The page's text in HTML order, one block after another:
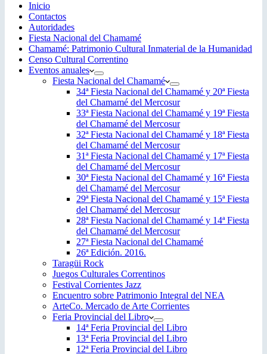
Inicio
Contactos
Autoridades
Fiesta Nacional del Chamamé
Chamamé: Patrimonio Cultural Inmaterial de la Humanidad
Censo Cultural Correntino
Eventos anuales
Fiesta Nacional del Chamamé
34ª Fiesta Nacional del Chamamé y 20ª Fiesta
del Chamamé del Mercosur
33ª Fiesta Nacional del Chamamé y 19ª Fiesta
del Chamamé del Mercosur
32ª Fiesta Nacional del Chamamé y 18ª Fiesta
del Chamamé del Mercosur
31ª Fiesta Nacional del Chamamé y 17ª Fiesta
del Chamamé del Mercosur
30ª Fiesta Nacional del Chamamé y 16ª Fiesta
del Chamamé del Mercosur
29ª Fiesta Nacional del Chamamé y 15ª Fiesta
del Chamamé del Mercosur
28ª Fiesta Nacional del Chamamé y 14ª Fiesta
del Chamamé del Mercosur
27ª Fiesta Nacional del Chamamé
26ª Edición. 2016.
Taragüi Rock
Juegos Culturales Correntinos
Festival Corrientes Jazz
Encuentro sobre Patrimonio Integral del NEA
ArteCo. Mercado de Arte Corrientes
Feria Provincial del Libro
14ª Feria Provincial del Libro
13ª Feria Provincial del Libro
12ª Feria Provincial del Libro